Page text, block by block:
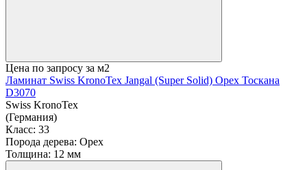
Цена по запросу за м2
Ламинат Swiss KronoTex Jangal (Super Solid) Орех Тоскана
D3070
Swiss KronoTex
(Германия)
Класс: 33
Порода дерева: Орех
Толщина: 12 мм